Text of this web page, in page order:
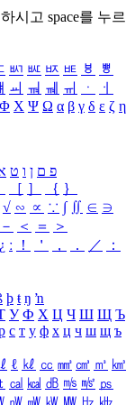
시고 space를 누르
ㅴ ㅵ ㅶ ㅷ ㅸ
ㅹ
ㆉ ㆊ ㆋ ㆌ ㆍ
ㆎ
Φ Χ Ψ Ω α β γ δ ε ζ η
פ ם ן ו ט
［ ］ ｛ ｝
√ ∽ ∝ ∵ ∫ ∬ ∈ ∋
－ ＜ ＝
＞
¿ ː ！ ＇ ， ． ／
：
þ ŧ ŋ ŉ
У Ф Х Ц Ч Ш Щ Ъ
с т у ф х ц ч ш щ ъ
ℓ ㎘ ㏄ ㎣ ㎤ ㎥ ㎦
㎈ ㎉ ㏈ ㎧ ㎨ ㎰